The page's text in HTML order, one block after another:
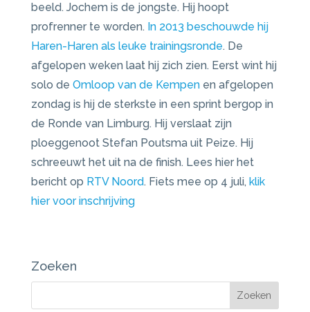
beeld. Jochem is de jongste. Hij hoopt
profrenner te worden. In 2013 beschouwde hij
Haren-Haren als leuke trainingsronde. De
afgelopen weken laat hij zich zien. Eerst wint hij
solo de Omloop van de Kempenen afgelopen
zondag is hij de sterkste in een sprint bergop in
de Ronde van Limburg. Hij verslaat zijn
ploeggenoot Stefan Poutsma uit Peize. Hij
schreeuwt het uit na de finish. Lees hier het
bericht op RTV Noord. Fiets mee op 4 juli, klik
hier voor inschrijving
Zoeken